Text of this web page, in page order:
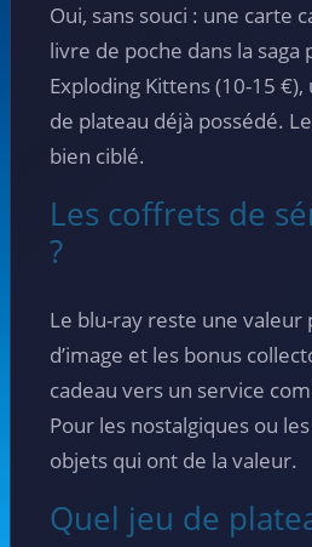
Oui, sans souci : une carte
livre de poche dans la
Exploding Kittens (10-15
de plateau déjà possédé.
bien ciblé.
Les coffrets de
?
Le blu-ray reste une
d’image et les bonus
cadeau vers un service
Pour les nostalgiques ou
objets qui ont de la valeur.
Quel jeu de